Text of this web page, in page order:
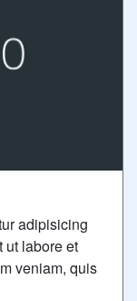
adipisicing
ut labore et
veniam, quis